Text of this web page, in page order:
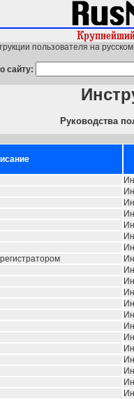
пользователя на
сайту:
Руководства